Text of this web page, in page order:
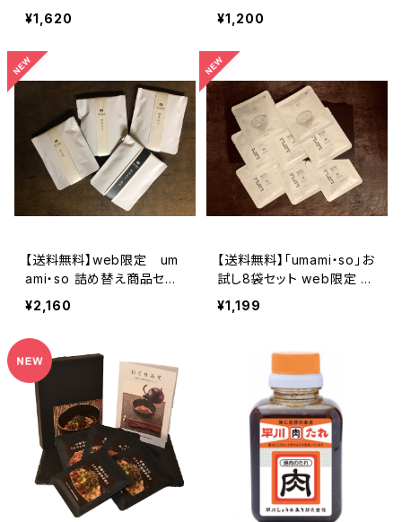
¥1,620
86
¥1,200
【送料無料】web限定 um
ami・so 詰め替え商品セッ
ト No.1816
¥2,160
【送料無料】「umami・so」お
試し8袋セット web限定 N
o.1815
¥1,199